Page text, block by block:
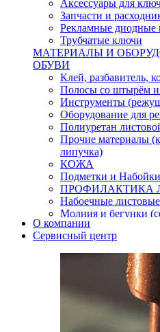
Аксессуары для
Запчасти и
Рекламные
Трубчатые ключи
МАТЕРИАЛЫ И
ОБУВИ
Клей, разбавитель,
Полосы со штырём и
Инструменты
Оборудование для
Полиуретан
Прочие материалы
липучка)
КОЖА
Подметки и
ПРОФИЛАКТИКА
Набоечные
Молния и бегунки
Нитки,иглы-
Уход и косметика для
Кнопки
Пряжки для ремня
О компании
Сервисный центр